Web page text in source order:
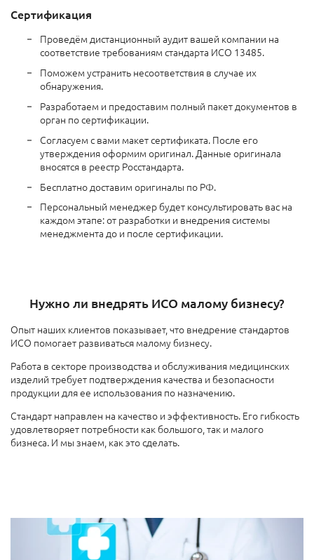
Сертификация
Проведём дистанционный аудит вашей компании на
соответствие требованиям стандарта ИСО 13485.
Поможем устранить несоответствия в случае их
обнаружения.
Разработаем и предоставим полный пакет документов в
орган по сертификации.
Согласуем с вами макет сертификата. После его
утверждения оформим оригинал. Данные оригинала
вносятся в реестр Росстандарта.
Бесплатно доставим оригиналы по РФ.
Персональный менеджер будет консультировать вас на
каждом этапе: от разработки и внедрения системы
менеджмента до и после сертификации.
Нужно ли внедрять ИСО малому бизнесу?
Опыт наших клиентов показывает, что внедрение стандартов
ИСО помогает развиваться малому бизнесу.
Работа в секторе производства и обслуживания медицинских
изделий требует подтверждения качества и безопасности
продукции для ее использования по назначению.
Стандарт направлен на качество и эффективность. Его гибкость
удовлетворяет потребности как большого, так и малого
бизнеса. И мы знаем, как это сделать.